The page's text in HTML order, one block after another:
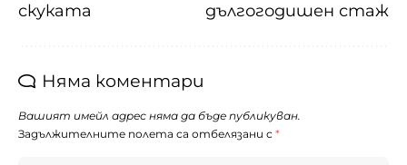
скуката
дългогодишен стаж
Няма коментари
Вашият имейл адрес няма да бъде публикуван.
Задължителните полета са отбелязани с *